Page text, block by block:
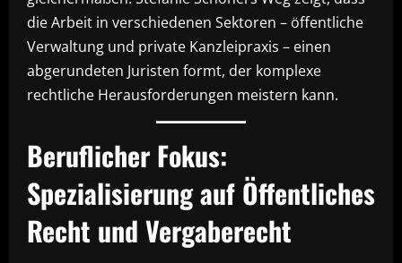
die Arbeit in verschiedenen Sektoren – öffentliche
Verwaltung und private Kanzleipraxis – einen
abgerundeten Juristen formt, der komplexe
rechtliche Herausforderungen meistern kann.
Beruflicher Fokus:
Spezialisierung auf Öffentliches
Recht und Vergaberecht